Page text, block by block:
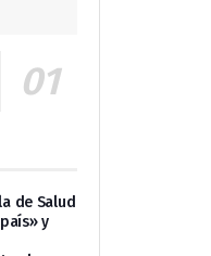
de Salud
y